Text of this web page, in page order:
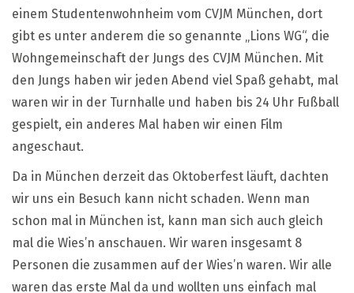
einem Studentenwohnheim vom CVJM München, dort
gibt es unter anderem die so genannte „Lions WG“, die
Wohngemeinschaft der Jungs des CVJM München. Mit
den Jungs haben wir jeden Abend viel Spaß gehabt, mal
waren wir in der Turnhalle und haben bis 24 Uhr Fußball
gespielt, ein anderes Mal haben wir einen Film
angeschaut.
Da in München derzeit das Oktoberfest läuft, dachten
wir uns ein Besuch kann nicht schaden. Wenn man
schon mal in München ist, kann man sich auch gleich
mal die Wies’n anschauen. Wir waren insgesamt 8
Personen die zusammen auf der Wies’n waren. Wir alle
waren das erste Mal da und wollten uns einfach mal